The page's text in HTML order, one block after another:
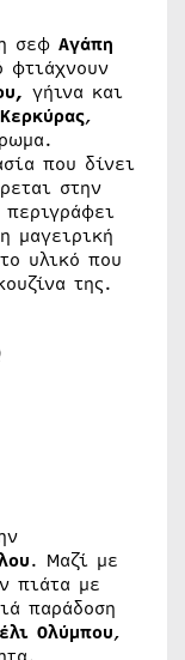
σεφ Αγάπη
φτιάχνουν
γήινα και
,
που δίνει
στην
μαγειρική
υλικό που
της.
. Μαζί με
πιάτα με
παράδοση
Ολύμπου,